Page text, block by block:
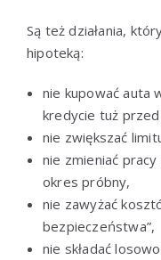
Są też działania,
hipoteką:
nie kupować auta
kredycie tuż
nie zwiększać
nie zmieniać
okres próbny,
nie zawyżać
bezpieczeństwa”,
nie składać